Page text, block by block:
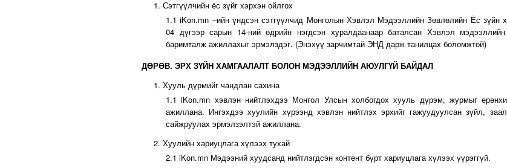
1. Сэтгүүлчийн ёс зүйг хэрхэн ойлгох
1.1 iKon.mn –ийн үндсэн сэтгүүлчид Монголын Хэвлэл Мэдээллийн Зөвлөлийн Ёс зүйн
04 дүгээр сарын 14-ний өдрийн нэгдсэн хуралдаанаар баталсан Хэвлэл
баримталж ажиллахыг эрмэлздэг. (Энэхүү зарчимтай ЭНД дарж танилцах боломжтой)
ДӨРӨВ. ЭРХ ЗҮЙН ХАМГААЛАЛТ БОЛОН МЭДЭЭЛЛИЙН АЮУЛГҮЙ БАЙДАЛ
1. Хууль дүрмийг чандлан сахина
1.1 iKon.mn хэвлэн нийтлэхдээ Монгол Улсын холбогдох хууль дүрэм, журмыг
ажиллана. Ингэхдээ хуулийн хүрээнд хэвлэн нийтлэх эрхийг гажуудуулсан зүйл,
сайжруулах эрмэлзэлтэй ажиллана.
2. Хуулийн хариуцлага хүлээх тухай
2.1 iKon.mn Мэдээний хуудсанд нийтлэгдсэн контент бүрт хариуцлага хүлээх үүрэггүй.